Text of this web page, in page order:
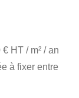
HT / m² / an
à fixer entre